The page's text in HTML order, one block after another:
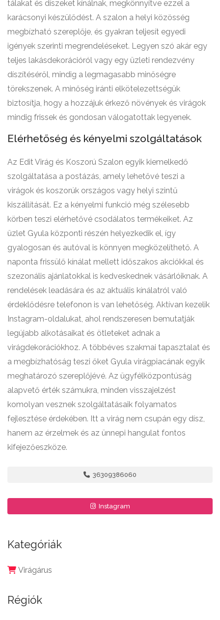
tálakat és díszeket kínálnak, megkönnyítve ezzel a
karácsonyi készülődést. A szalon a helyi közösség
megbízható szereplője, és gyakran teljesít egyedi
igények szerinti megrendeléseket. Legyen szó akár egy
teljes lakásdekorációról vagy egy üzleti rendezvény
díszítéséről, mindig a legmagasabb minőségre
törekszenek. A minőség iránti elkötelezettségük
biztosítja, hogy a hozzájuk érkező növények és virágok
mindig frissek és gondosan válogatottak legyenek.
Elérhetőség és kényelmi szolgáltatások
Az Edit Virág és Koszorú Szalon egyik kiemelkedő
szolgáltatása a postázás, amely lehetővé teszi a
virágok és koszorúk országos vagy helyi szintű
kiszállítását. Ez a kényelmi funkció még szélesebb
körben teszi elérhetővé csodálatos termékeiket. Az
üzlet Gyula központi részén helyezkedik el, így
gyalogosan és autóval is könnyen megközelíthető. A
naponta frissülő kínálat mellett időszakos akciókkal és
szezonális ajánlatokkal is kedveskednek vásárlóiknak. A
rendelések leadására és az aktuális kínálatról való
érdeklődésre telefonon is van lehetőség. Aktívan kezelik
Instagram-oldalukat, ahol rendszeresen bemutatják
legújabb alkotásaikat és ötleteket adnak a
virágdekorációkhoz. A többéves szakmai tapasztalat és
a megbízhatóság teszi őket Gyula virágpiacának egyik
meghatározó szereplőjévé. Az ügyfélközpontúság
alapvető érték számukra, minden visszajelzést
komolyan vesznek szolgáltatásaik folyamatos
fejlesztése érdekében. Itt a virág nem csupán egy dísz,
hanem az érzelmek és az ünnepi hangulat fontos
kifejezőeszköze.
36309386060
Instagram
Kategóriák
Virágárus
Régiók